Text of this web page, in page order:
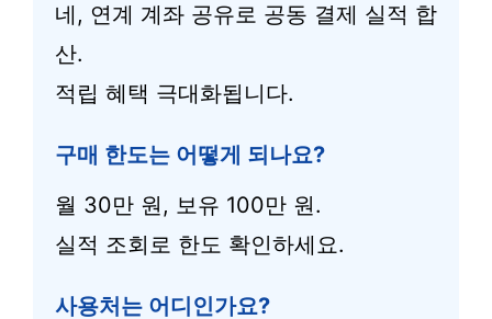
네, 연계 계좌 공유로 공동 결제 실적 합
산.
적립 혜택 극대화됩니다.
구매 한도는 어떻게 되나요?
월 30만 원, 보유 100만 원.
실적 조회로 한도 확인하세요.
사용처는 어디인가요?